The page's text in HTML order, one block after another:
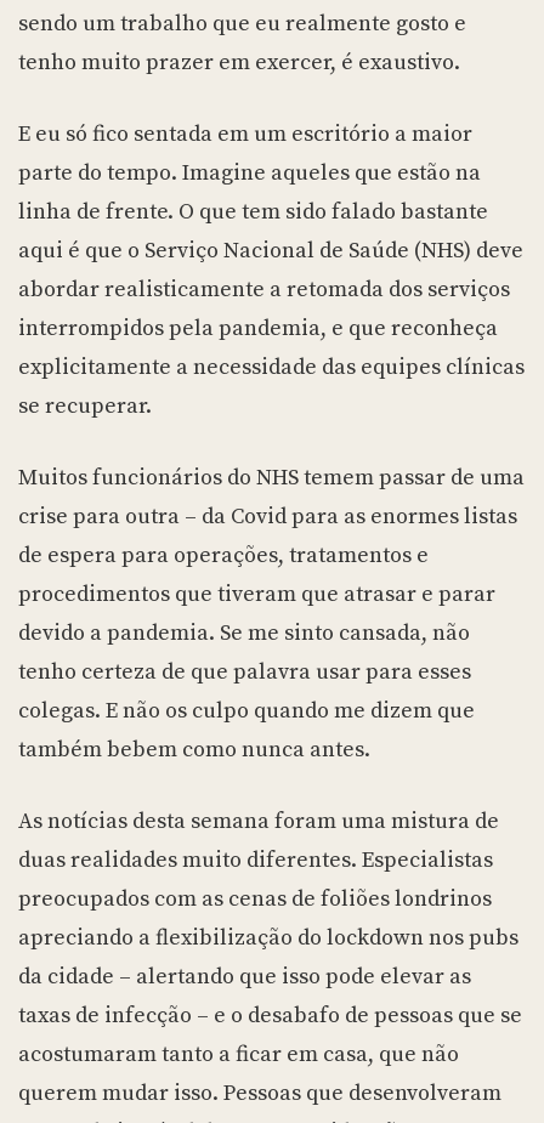
sendo um trabalho que eu realmente gosto e
tenho muito prazer em exercer, é exaustivo.
E eu só fico sentada em um escritório a maior
parte do tempo. Imagine aqueles que estão na
linha de frente. O que tem sido falado bastante
aqui é que o Serviço Nacional de Saúde (NHS) deve
abordar realisticamente a retomada dos serviços
interrompidos pela pandemia, e que reconheça
explicitamente a necessidade das equipes clínicas
se recuperar.
Muitos funcionários do NHS temem passar de uma
crise para outra – da Covid para as enormes listas
de espera para operações, tratamentos e
procedimentos que tiveram que atrasar e parar
devido a pandemia. Se me sinto cansada, não
tenho certeza de que palavra usar para esses
colegas. E não os culpo quando me dizem que
também bebem como nunca antes.
As notícias desta semana foram uma mistura de
duas realidades muito diferentes. Especialistas
preocupados com as cenas de foliões londrinos
apreciando a flexibilização do lockdown nos pubs
da cidade – alertando que isso pode elevar as
taxas de infecção – e o desabafo de pessoas que se
acostumaram tanto a ficar em casa, que não
querem mudar isso. Pessoas que desenvolveram